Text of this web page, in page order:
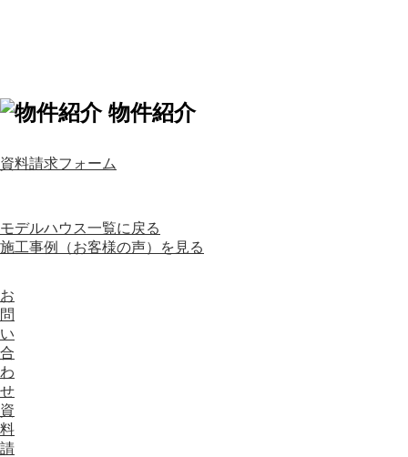
物件紹介
資料請求フォーム
モデルハウス一覧に戻る
施工事例（お客様の声）を見る
お
問
い
合
わ
せ
資
料
請